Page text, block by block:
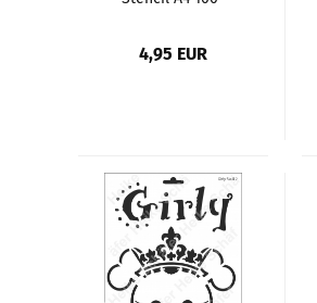
4,95 EUR